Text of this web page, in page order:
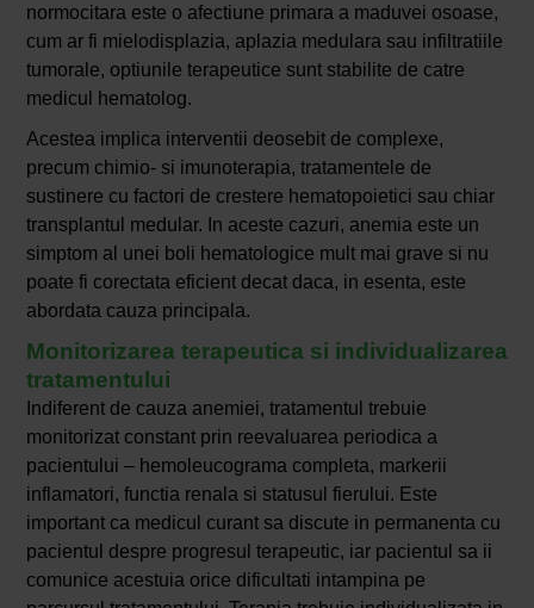
normocitara este o afectiune primara a maduvei osoase,
cum ar fi mielodisplazia, aplazia medulara sau infiltratiile
tumorale, optiunile terapeutice sunt stabilite de catre
medicul hematolog.
Acestea implica interventii deosebit de complexe,
precum chimio- si imunoterapia, tratamentele de
sustinere cu factori de crestere hematopoietici sau chiar
transplantul medular. In aceste cazuri, anemia este un
simptom al unei boli hematologice mult mai grave si nu
poate fi corectata eficient decat daca, in esenta, este
abordata cauza principala.
Monitorizarea terapeutica si individualizarea
tratamentului
Indiferent de cauza anemiei, tratamentul trebuie
monitorizat constant prin reevaluarea periodica a
pacientului – hemoleucograma completa, markerii
inflamatori, functia renala si statusul fierului. Este
important ca medicul curant sa discute in permanenta cu
pacientul despre progresul terapeutic, iar pacientul sa ii
comunice acestuia orice dificultati intampina pe